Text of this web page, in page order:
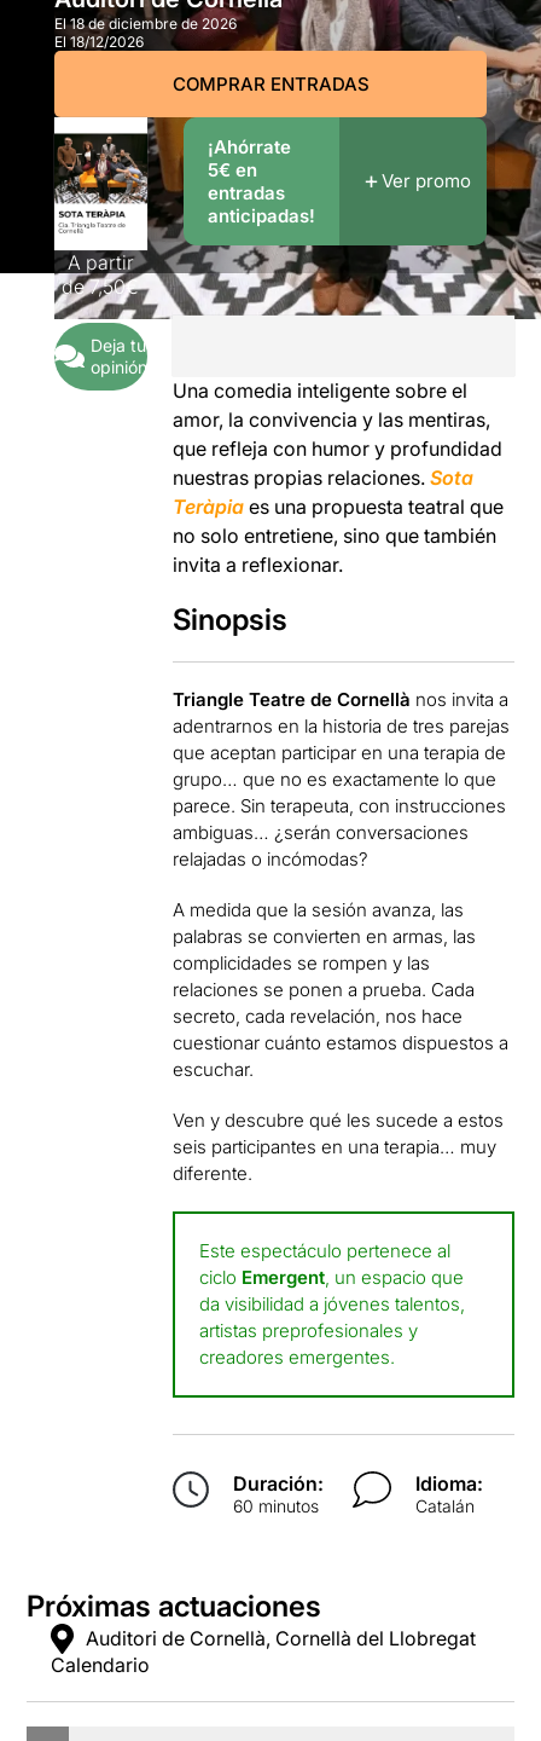
El 18 de diciembre de 2026
El 18/12/2026
COMPRAR ENTRADAS
A partir
de7,50€
Deja tu
opinión
¡Ahórrate
5€ en
entradas
anticipadas!
Ver promo
Una comedia inteligente sobre el
amor, la convivencia y las mentiras,
que refleja con humor y profundidad
nuestras propias relaciones.Sota
Teràpia es una propuesta teatral que
no solo entretiene, sino que también
invita a reflexionar.
Sinopsis
Triangle Teatre de Cornellà nos invita a
adentrarnos en la historia de tres parejas
que aceptan participar en una terapia de
grupo… que no es exactamente lo que
parece. Sin terapeuta, con instrucciones
ambiguas… ¿serán conversaciones
relajadas o incómodas?
A medida que la sesión avanza, las
palabras se convierten en armas, las
complicidades se rompen y las
relaciones se ponen a prueba. Cada
secreto, cada revelación, nos hace
cuestionar cuánto estamos dispuestos a
escuchar.
Ven y descubre qué les sucede a estos
seis participantes en una terapia… muy
diferente.
Este espectáculo pertenece al
ciclo Emergent , un espacio que
da visibilidad a jóvenes talentos,
artistas preprofesionales y
creadores emergentes.
Duración:
60 minutos
Idioma:
Catalán
Próximas actuaciones
Auditori de Cornellà, Cornellà del Llobregat
Calendario